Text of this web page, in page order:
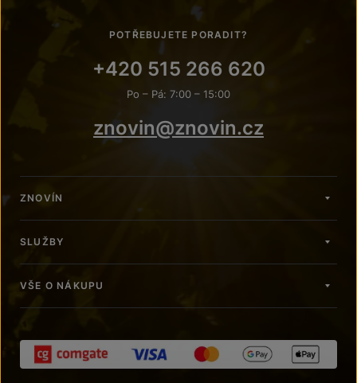
POTŘEBUJETE PORADIT?
+420 515 266 620
Po – Pá: 7:00 – 15:00
znovin@znovin.cz
ZNOVÍN
SLUŽBY
VŠE O NÁKUPU